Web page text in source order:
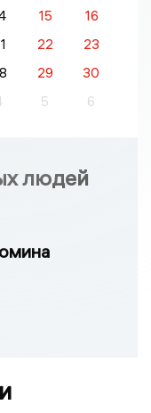
15
16
22
23
29
30
5 6
людей